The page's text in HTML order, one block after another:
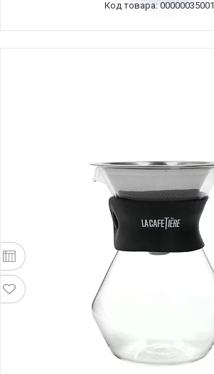
Код товара: 00000035001